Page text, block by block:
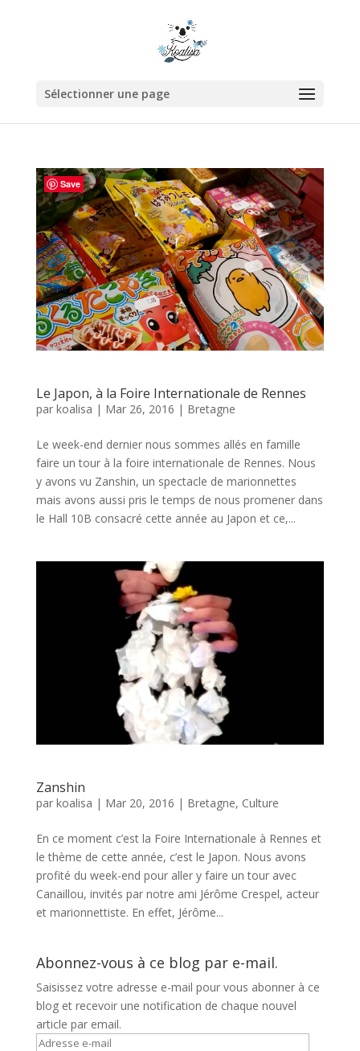
Sélectionner une page
Le Japon, à la Foire Internationale de Rennes
par koalisa | Mar 26, 2016 | Bretagne
Le week-end dernier nous sommes allés en famille
faire un tour à la foire internationale de Rennes. Nous
y avons vu Zanshin, un spectacle de marionnettes
mais avons aussi pris le temps de nous promener dans
le Hall 10B consacré cette année au Japon et ce,...
Zanshin
par koalisa | Mar 20, 2016 | Bretagne, Culture
En ce moment c’est la Foire Internationale à Rennes et
le thème de cette année, c’est le Japon. Nous avons
profité du week-end pour aller y faire un tour avec
Canaillou, invités par notre ami Jérôme Crespel, acteur
et marionnettiste. En effet, Jérôme...
Abonnez-vous à ce blog par e-mail.
Saisissez votre adresse e-mail pour vous abonner à ce
blog et recevoir une notification de chaque nouvel
article par email.
Adresse
Save